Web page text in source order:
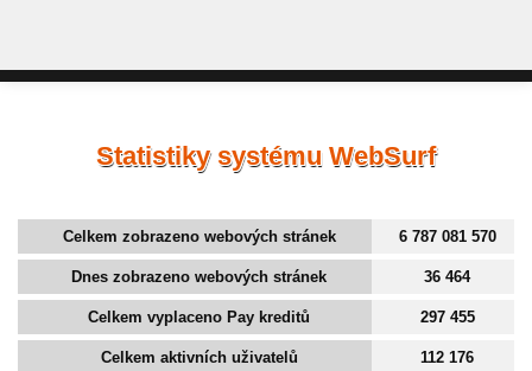
Statistiky systému WebSurf
Celkem zobrazeno webových stránek 6 787 081 570
Dnes zobrazeno webových stránek 36 464
Celkem vyplaceno Pay kreditů 297 455
Celkem aktivních uživatelů 112 176